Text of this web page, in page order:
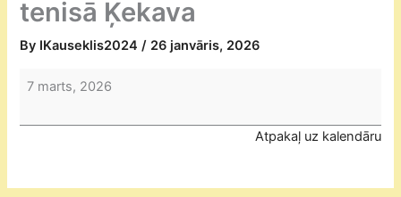
tenisā Ķekava
By IKauseklis2024/ 26 janvāris, 2026
Latvijas
sezonas
kausa
7 marts, 2026
Atpakaļ uz kalendāru